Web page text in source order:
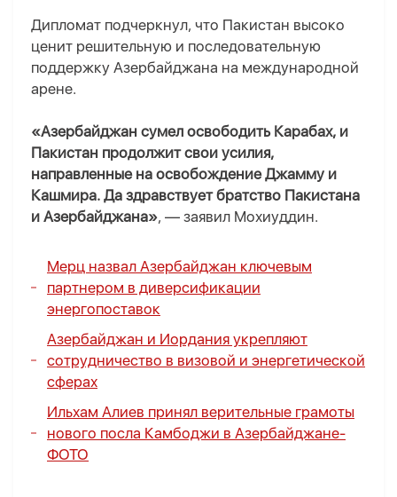
Дипломат подчеркнул, что Пакистан высоко
ценит решительную и последовательную
поддержку Азербайджана на международной
арене.
«Азербайджан сумел освободить Карабах, и
Пакистан продолжит свои усилия,
направленные на освобождение Джамму и
Кашмира. Да здравствует братство Пакистана
и Азербайджана», — заявил Мохиуддин.
Мерц назвал Азербайджан ключевым
партнером в диверсификации
энергопоставок
Азербайджан и Иордания укрепляют
сотрудничество в визовой и энергетической
сферах
Ильхам Алиев принял верительные грамоты
нового посла Камбоджи в Азербайджане-
ФОТО